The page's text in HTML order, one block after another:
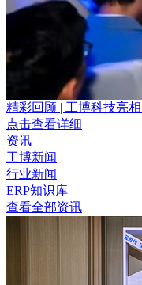
精彩回顾 | 工博科技亮
点击查看详细
资讯
工博新闻
行业新闻
ERP知识库
查看全部资讯